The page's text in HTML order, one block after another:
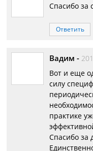
Спасибо за
Ответить
Вадим -
Вот и еще
силу
практике
Спасибо за